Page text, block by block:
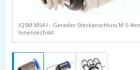
IQSM M54 I - Gerader Steckanschluss M 5-
Innensechskt.